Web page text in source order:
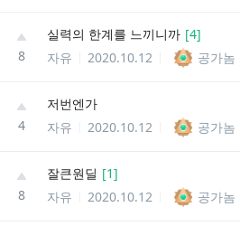
8
실력의 한계를 느끼니까 [4]
자유
2020.10.12 공가놈
4
저번엔가
자유
2020.10.12 공가놈
8
잘큰원딜 [1]
자유
2020.10.12 공가놈